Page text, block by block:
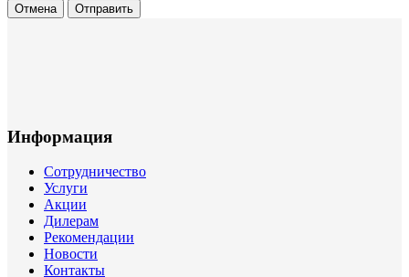
Отмена Отправить
Информация
Сотрудничество
Услуги
Акции
Дилерам
Рекомендации
Новости
Контакты